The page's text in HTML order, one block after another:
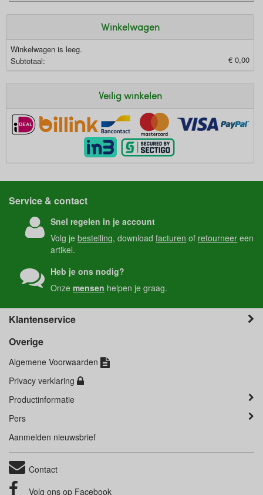
Winkelwagen
Winkelwagen is leeg.
Subtotaal:
€ 0,00
Veilig winkelen
Service & contact
Snel regelen in je account
Volg jebestelling, downloadfacturen of retourneer een
artikel.
Heb je ons nodig?
Onzemensen helpen je graag.
Klantenservice
Overige
Algemene Voorwaarden
Privacy verklaring
Productinformatie
Pers
Aanmelden nieuwsbrief
Contact
Volg ons op Facebook